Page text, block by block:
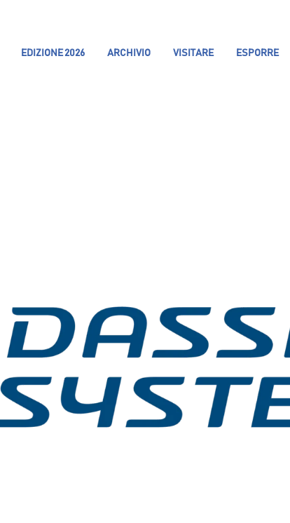
EDIZIONE 2026 ARCHIVIO VISITARE ESPORRE